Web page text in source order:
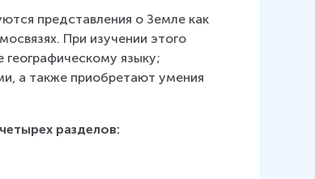
представления о Земле как
При изучении этого
географическому языку;
а также приобретают умения
разделов: